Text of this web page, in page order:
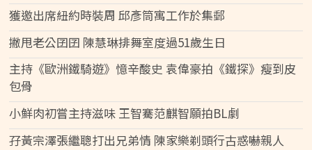
獲邀出席紐約時裝周 邱彥筒寓工作於集郵
撇甩老公囝囝 陳慧琳排舞室度過51歲生日
主持《歐洲鐵騎遊》憶辛酸史 袁偉豪拍《鐵探》瘦到皮
包骨
小鮮肉初嘗主持滋味 王智騫范麒智願拍BL劇
孖黃宗澤張繼聰打出兄弟情 陳家樂剃頭行古惑嚇親人